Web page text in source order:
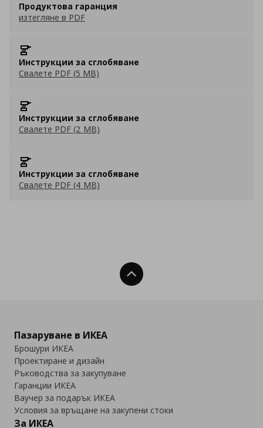
Продуктова гаранция
изтегляне в PDF
Инструкции за сглобяване
Свалете PDF (5 MB)
Инструкции за сглобяване
Свалете PDF (2 MB)
Инструкции за сглобяване
Свалете PDF (4 MB)
Нагоре
Пазаруване в ИКЕА
Брошури ИКЕА
Проектиране и дизайн
Ръководства за закупуване
Гаранции ИКЕА
Ваучер за подарък ИКЕА
Условия за връщане на закупени стоки
За ИКЕА